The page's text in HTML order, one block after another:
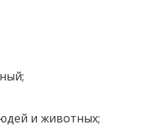
и животных;